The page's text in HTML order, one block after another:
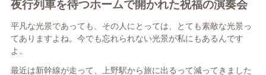
夜行列車を待つホームで開かれた祝福の演奏会
平凡な光景であっても、その人にとっては、とても素敵な光景っ
てありますよね。今でも忘れられない光景が私にもあるんです
よ。
最近は新幹線が走って、上野駅から旅に出るって減ってきました